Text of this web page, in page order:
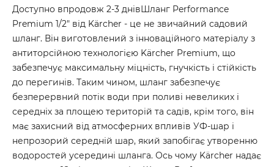
Доступно впродовж 2-3 днівШланг Performance
Premium 1/2" від Kärcher - це не звичайний садовий
шланг. Він виготовлений з інноваційного матеріалу з
антиторсійною технологією Kärcher Premium, що
забезпечує максимальну міцність, гнучкість і стійкість
до перегинів. Таким чином, шланг забезпечує
безперервний потік води при поливі невеликих і
середніх за площею територій та садів, крім того, він
має захисний від атмосферних впливів УФ-шар і
непрозорий середній шар, який запобігає утворенню
водоростей усередині шланга. Ось чому Kärcher надає